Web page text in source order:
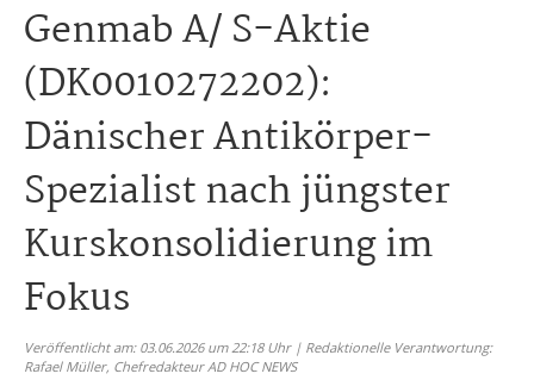
Genmab A/ S-Aktie
(DK0010272202):
Dänischer Antikörper-
Spezialist nach jüngster
Kurskonsolidierung im
Fokus
Veröffentlicht am: 03.06.2026 um 22:18 Uhr | Redaktionelle Verantwortung:
Rafael Müller, Chefredakteur AD HOC NEWS